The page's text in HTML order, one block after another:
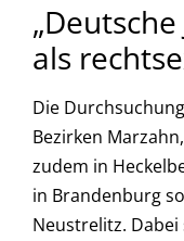
als
Die
Bezirken
zudem in
in Brandenburg
Neustrelitz.